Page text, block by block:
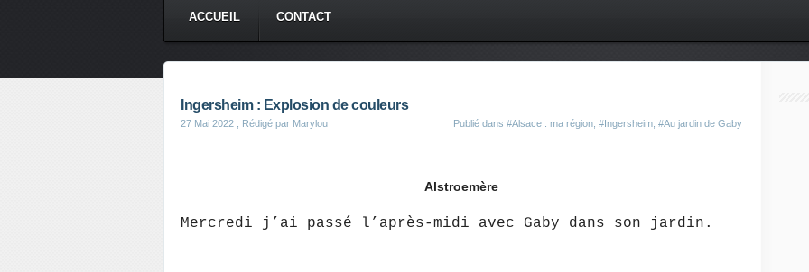
ACCUEIL CONTACT
Ingersheim : Explosion de couleurs
27 Mai 2022 , Rédigé par Marylou Publié dans #Alsace : ma région #Ingersheim #Au jardin de Gaby
Alstroemère
Mercredi j’ai passé l’après-midi avec Gaby dans son jardin.